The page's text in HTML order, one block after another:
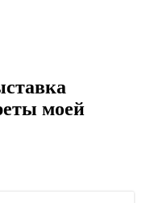
моей